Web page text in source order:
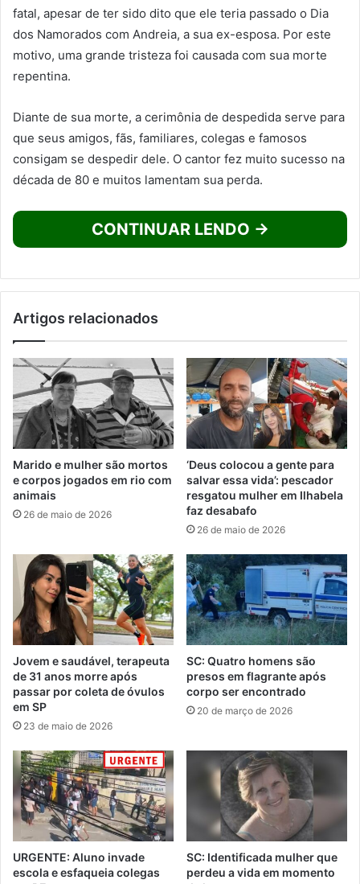
fatal, apesar de ter sido dito que ele teria passado o Dia
dos Namorados com Andreia, a sua ex-esposa. Por este
motivo, uma grande tristeza foi causada com sua morte
repentina.
Diante de sua morte, a cerimônia de despedida serve para
que seus amigos, fãs, familiares, colegas e famosos
consigam se despedir dele. O cantor fez muito sucesso na
década de 80 e muitos lamentam sua perda.
CONTINUAR LENDO →
Artigos relacionados
Marido e mulher são mortos
e corpos jogados em rio com
animais
26 de maio de 2026
‘Deus colocou a gente para
salvar essa vida’: pescador
resgatou mulher em Ilhabela
faz desabafo
26 de maio de 2026
Jovem e saudável, terapeuta
de 31 anos morre após
passar por coleta de óvulos
em SP
23 de maio de 2026
SC: Quatro homens são
presos em flagrante após
corpo ser encontrado
20 de março de 2026
URGENTE: Aluno invade
escola e esfaqueia colegas
SC: Identificada mulher que
perdeu a vida em momento